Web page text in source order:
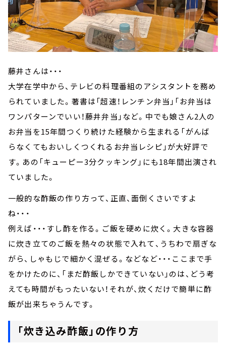
藤井さんは・・・
大学在学中から、テレビの料理番組のアシスタントを務め
られていました。著書は「超速！レンチン弁当」「お弁当は
ワンパターンでいい！藤井弁当」など。中でも娘さん2人の
お弁当を15年間つくり続けた経験から生まれる「がんば
らなくてもおいしくつくれるお弁当レシピ」が大好評で
す。あの「キューピー3分クッキング」にも18年間出演され
ていました。
一般的な酢飯の作り方って、正直、面倒くさいですよ
ね・・・
例えば・・・すし酢を作る。ご飯を硬めに炊く。大きな容器
に炊き立てのご飯を熱々の状態で入れて、うちわで扇ぎな
がら、しゃもじで細かく混ぜる。などなど・・・ここまで手
をかけたのに、「まだ酢飯しかできていない」のは、どう考
えても時間がもったいない！それが、炊くだけで簡単に酢
飯が出来ちゃうんです。
「炊き込み酢飯」の作り方